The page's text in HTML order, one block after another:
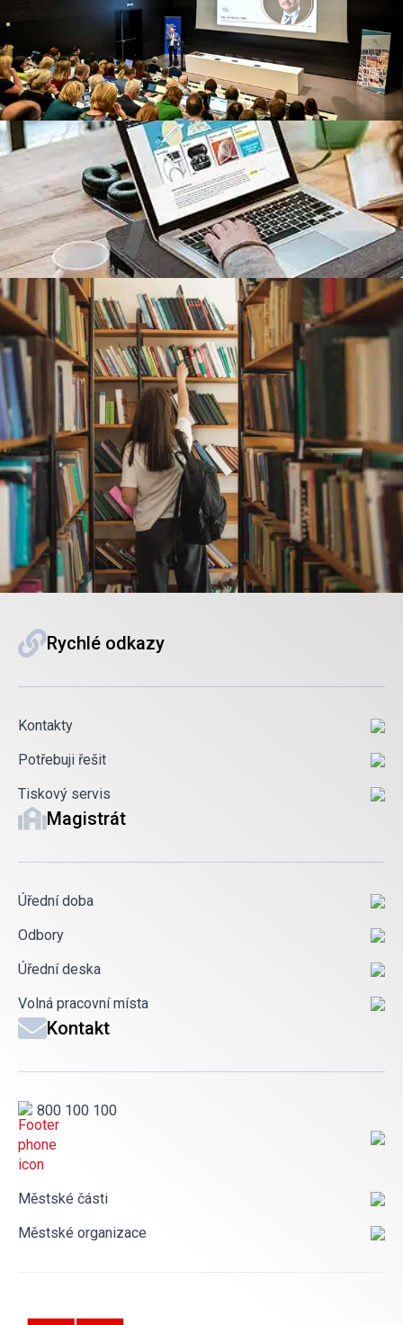
Rychlé odkazy
Kontakty
Potřebuji řešit
Tiskový servis
Magistrát
Úřední doba
Odbory
Úřední deska
Volná pracovní místa
Kontakt
800 100 100
Městské části
Městské organizace